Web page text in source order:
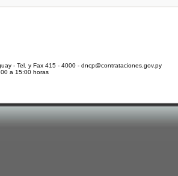
- Tel. y Fax 415 - 4000 - dncp@contrataciones.gov.py
a 15:00 horas